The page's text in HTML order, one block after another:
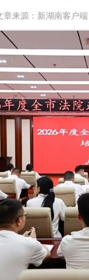
来源：新湖南客户